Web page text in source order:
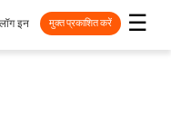
☰
लॉग इन मुक्त प्रकाशित करें